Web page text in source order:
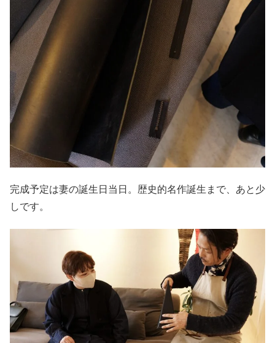
完成予定は妻の誕生日当日。歴史的名作誕生まで、あと少
しです。